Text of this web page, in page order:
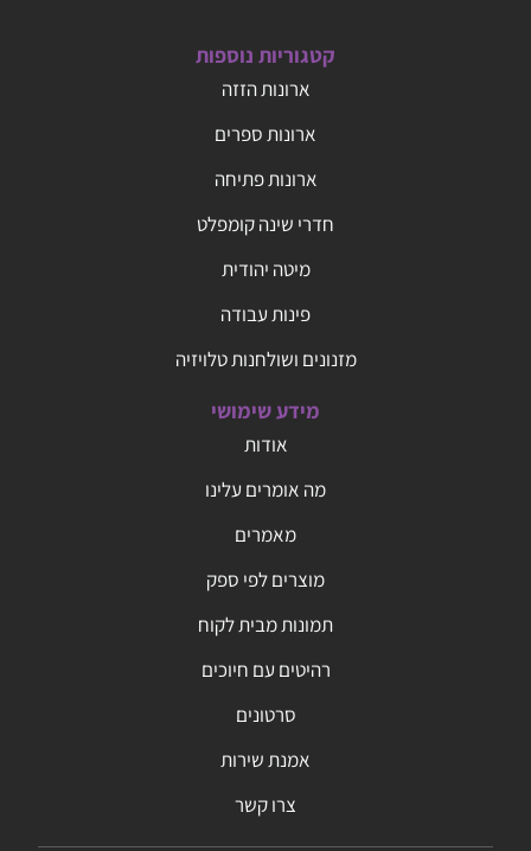
קטגוריות נוספות
ארונות הזזה
ארונות ספרים
ארונות פתיחה
חדרי שינה קומפלט
מיטה יהודית
פינות עבודה
מזנונים ושולחנות טלויזיה
מידע שימושי
אודות
מה אומרים עלינו
מאמרים
מוצרים לפי ספק
תמונות מבית לקוח
רהיטים עם חיוכים
סרטונים
אמנת שירות
צרו קשר